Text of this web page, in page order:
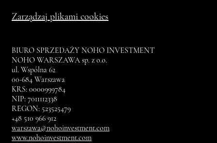
Zarządzaj plikami cookies
BIURO SPRZEDAŻY NOHO INVESTMENT
NOHO WARSZAWA sp. z o.o.
ul. Wspólna 62
00-684 Warszawa
KRS: 0000999784
NIP: 7011112338
REGON: 523525479
+48 510 966 912
warszawa@nohoinvestment.com
www.nohoinvestment.com